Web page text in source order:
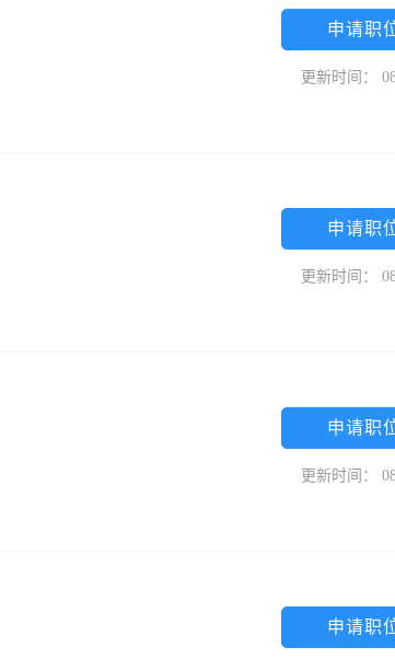
申请职
更新时间：
申请职
更新时间：
申请职
更新时间：
申请职